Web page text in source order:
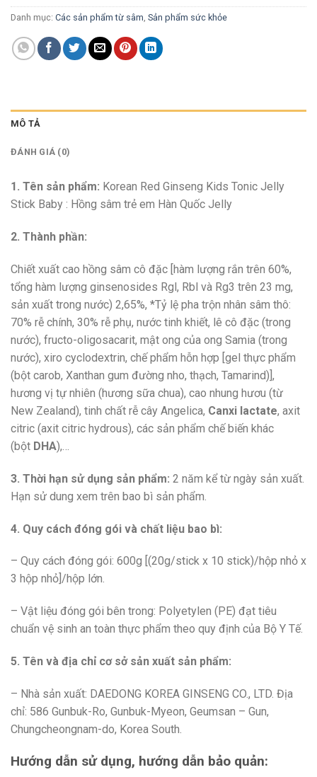
Danh mục: Các sản phẩm từ sâm Sản phẩm sức khỏe
MÔ TẢ
ĐÁNH GIÁ (0)
1. Tên sản phẩm: Korean Red Ginseng Kids Tonic Jelly
Stick Baby : Hồng sâm trẻ em Hàn Quốc Jelly
2. Thành phần:
Chiết xuất cao hồng sâm cô đặc [hàm lượng rắn trên 60%,
tổng hàm lượng ginsenosides Rgl, Rbl và Rg3 trên 23 mg,
sản xuất trong nước) 2,65%, *Tỷ lệ pha trộn nhân sâm thô:
70% rễ chính, 30% rễ phụ, nước tinh khiết, lê cô đặc (trong
nước), fructo-oligosacarit, mật ong của ong Samia (trong
nước), xiro cyclodextrin, chế phẩm hỗn hợp [gel thực phẩm
(bột carob, Xanthan gum đường nho, thạch, Tamarind)],
hương vị tự nhiên (hương sữa chua), cao nhung hươu (từ
New Zealand), tinh chất rễ cây Angelica, Canxi lactate, axit
citric (axit citric hydrous), các sản phẩm chế biến khác
(bột DHA),…
3. Thời hạn sử dụng sản phẩm: 2 năm kể từ ngày sản xuất.
Hạn sử dung xem trên bao bì sản phẩm.
4. Quy cách đóng gói và chất liệu bao bì:
– Quy cách đóng gói: 600g [(20g/stick x 10 stick)/hộp nhỏ x
3 hộp nhỏ]/hộp lớn.
– Vật liệu đóng gói bên trong: Polyetylen (PE) đạt tiêu
chuẩn vệ sinh an toàn thực phẩm theo quy định của Bộ Y Tế.
5. Tên và địa chỉ cơ sở sản xuất sản phẩm:
– Nhà sản xuất: DAEDONG KOREA GINSENG CO., LTD. Địa
chỉ: 586 Gunbuk-Ro, Gunbuk-Myeon, Geumsan – Gun,
Chungcheongnam-do, Korea South.
Hướng dẫn sử dụng, hướng dẫn bảo quản: